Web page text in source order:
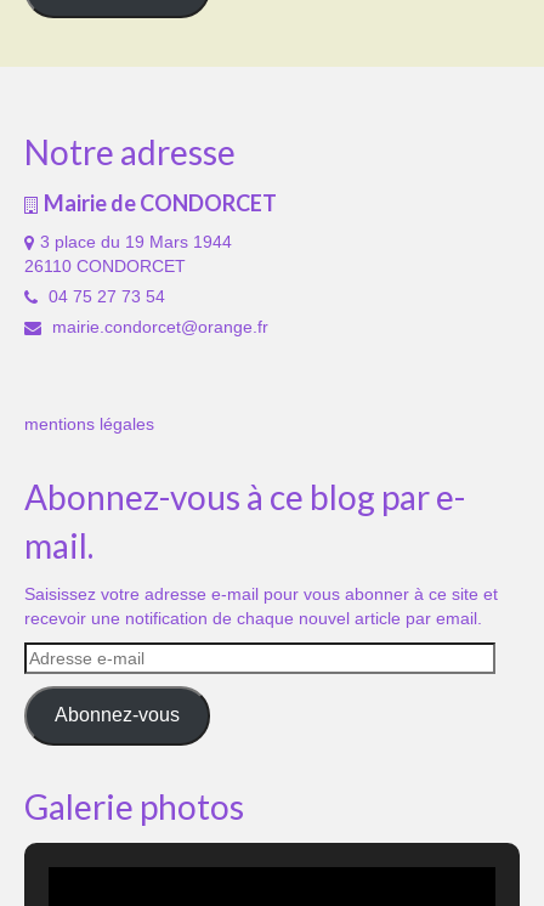
Notre adresse
Mairie de CONDORCET
3 place du 19 Mars 1944
26110 CONDORCET
04 75 27 73 54
mairie.condorcet@orange.fr
mentions légales
Abonnez-vous à ce blog par e-
mail.
Saisissez votre adresse e-mail pour vous abonner à ce site et
recevoir une notification de chaque nouvel article par email.
Adresse
e-
mail
Abonnez-vous
Galerie photos